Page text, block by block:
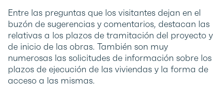
Entre las preguntas que los visitantes dejan en el
buzón de sugerencias y comentarios, destacan las
relativas a los plazos de tramitación del proyecto y
de inicio de las obras. También son muy
numerosas las solicitudes de información sobre los
plazos de ejecución de las viviendas y la forma de
acceso a las mismas.